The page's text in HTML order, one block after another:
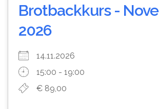
Brotbackkurs -
2026
14.11.2026
15:00 - 19:00
€ 89,00